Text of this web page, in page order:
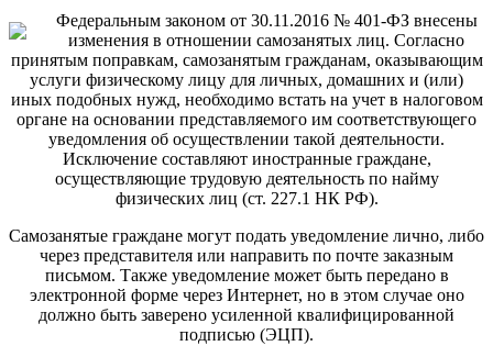
Федеральным законом от 30.11.2016 № 401-ФЗ внесены
изменения в отношении самозанятых лиц. Согласно
принятым поправкам, самозанятым гражданам, оказывающим
услуги физическому лицу для личных, домашних и (или)
иных подобных нужд, необходимо встать на учет в налоговом
органе на основании представляемого им соответствующего
уведомления об осуществлении такой деятельности.
Исключение составляют иностранные граждане,
осуществляющие трудовую деятельность по найму
физических лиц (ст. 227.1 НК РФ).
Самозанятые граждане могут подать уведомление лично, либо
через представителя или направить по почте заказным
письмом. Также уведомление может быть передано в
электронной форме через Интернет, но в этом случае оно
должно быть заверено усиленной квалифицированной
подписью (ЭЦП).